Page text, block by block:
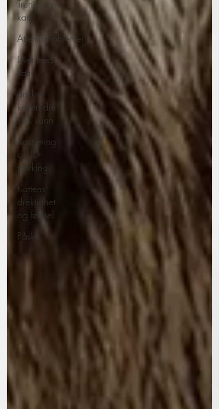
Trening av
katt
Atferdsproblemer
Livet med
katt
drikker
katten din
nok vann
Kastrering
og ID-
merking
Kattens
drektighet
og fødsel
Påske